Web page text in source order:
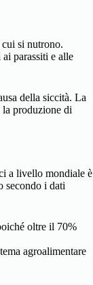
si nutrono.
parassiti e alle
della siccità. La
la produzione di
a livello mondiale è
secondo i dati
oltre il 70%
agroalimentare